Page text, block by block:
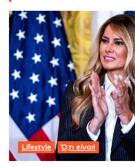
Lifestyle Ό,τι είναι!